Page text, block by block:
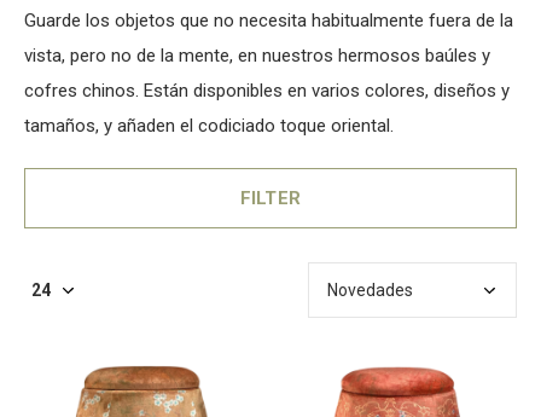
Guarde los objetos que no necesita habitualmente fuera de la
vista, pero no de la mente, en nuestros hermosos baúles y
cofres chinos. Están disponibles en varios colores, diseños y
tamaños, y añaden el codiciado toque oriental.
FILTER